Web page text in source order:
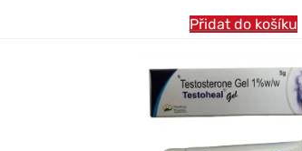
$19.64.$16.18.
Přidat do košíku